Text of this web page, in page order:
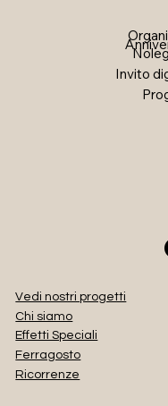
Invito
Vedi nostri progetti
Chi siamo
Effetti Speciali
Ferragosto
Ricorrenze